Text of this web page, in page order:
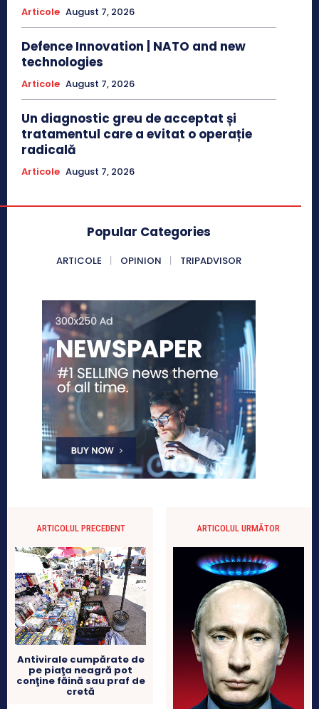
Articole August 7, 2026
Defence Innovation | NATO and new
technologies
Articole August 7, 2026
Un diagnostic greu de acceptat și
tratamentul care a evitat o operație
radicală
Articole August 7, 2026
Popular Categories
ARTICOLE OPINION TRIPADVISOR
ARTICOLUL PRECEDENT
Antivirale cumpărate de
pe piaţa neagră pot
conţine făină sau praf de
cretă
ARTICOLUL URMĂTOR